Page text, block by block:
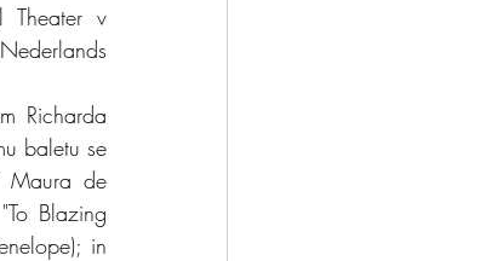
Theater v
Richarda
baletu se
Maura de
Blazing
in